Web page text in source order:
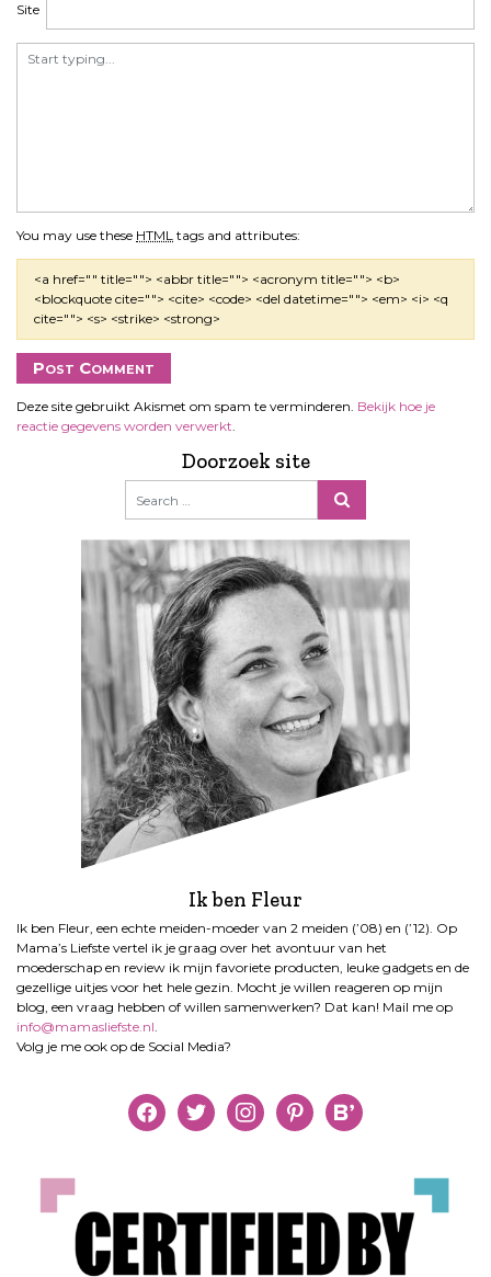
You may use these HTML tags and attributes:
<a href="" title=""> <abbr title=""> <acronym title=""> <b>
<blockquote cite=""> <cite> <code> <del datetime=""> <em> <i> <q
cite=""> <s> <strike> <strong>
Site
Deze site gebruikt Akismet om spam te verminderen. Bekijk hoe je
reactie gegevens worden verwerkt.
Doorzoek site
Ik ben Fleur
Ik ben Fleur, een echte meiden-moeder van 2 meiden (’08) en (’12). Op
Mama’s Liefste vertel ik je graag over het avontuur van het
moederschap en review ik mijn favoriete producten, leuke gadgets en de
gezellige uitjes voor het hele gezin. Mocht je willen reageren op mijn
blog, een vraag hebben of willen samenwerken? Dat kan! Mail me op
info@mamasliefste.nl.
Volg je me ook op de Social Media?
facebooktwitter instagrampinterestbloglovin